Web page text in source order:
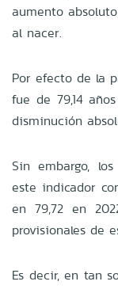
aumento
al nacer.
Por efecto de la
fue de 79,14
disminución
Sin embargo,
este indicador
en 79,72 en
provisionales de
Es decir, en tan